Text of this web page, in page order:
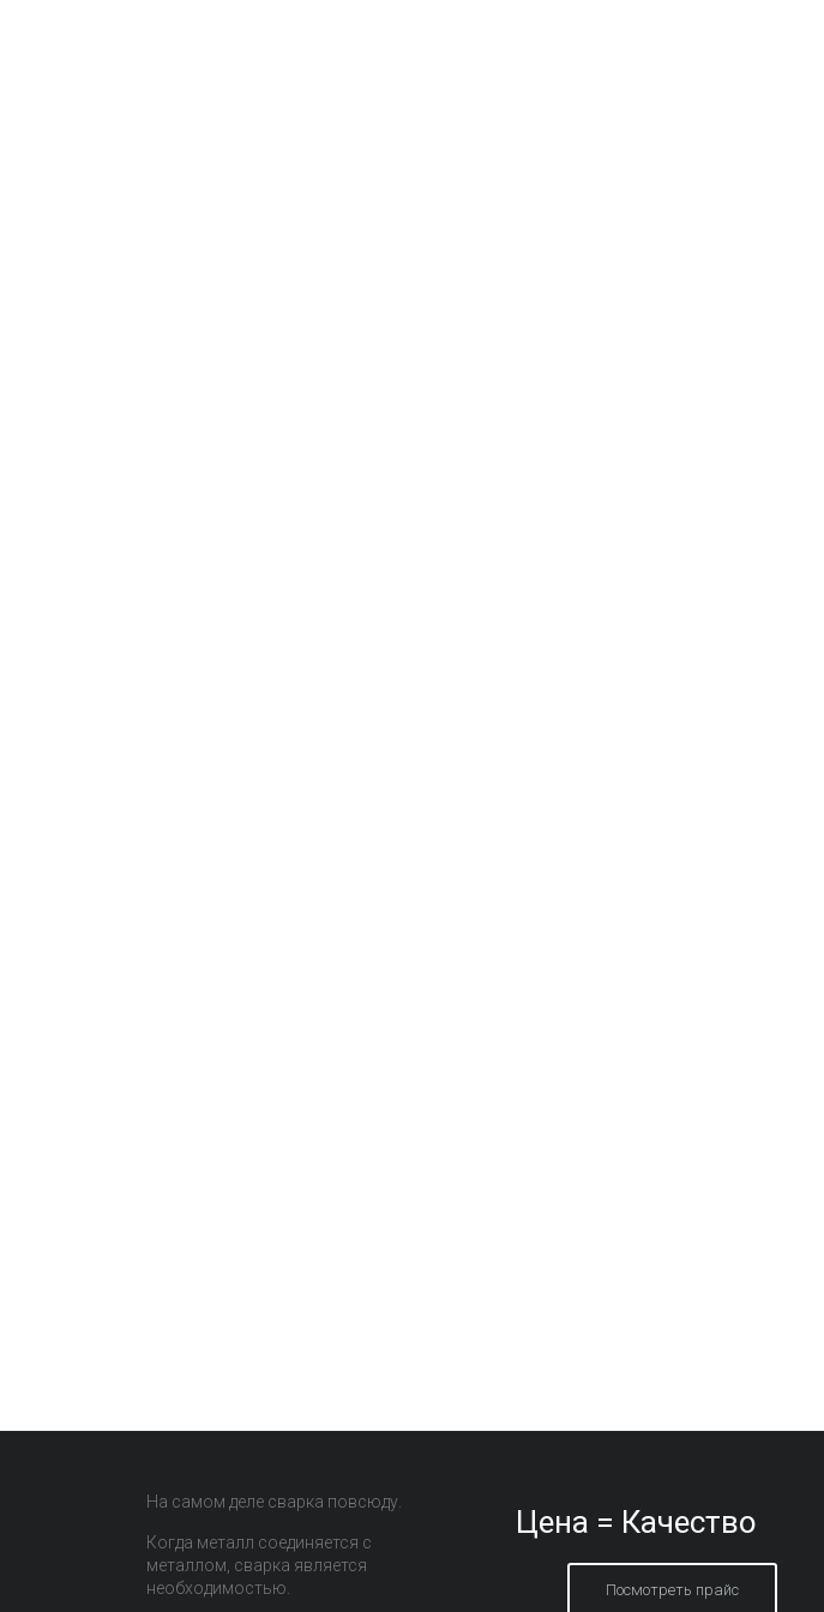
На самом деле сварка повсюду.
Когда металл соединяется с
металлом, сварка является
необходимостью.
Цена = Качество
Посмотреть прайс